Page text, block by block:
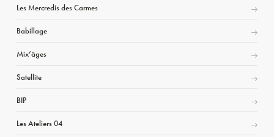
Les Mercredis des Carmes
Babillage
Mix’âges
Satellite
BIP
Les Ateliers 04